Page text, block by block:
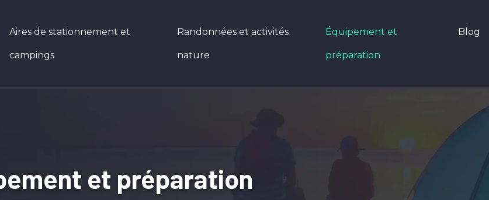
Aires de stationnement et
campings
Randonnées et activités
nature
Équipement et
préparation
Blog
et préparation